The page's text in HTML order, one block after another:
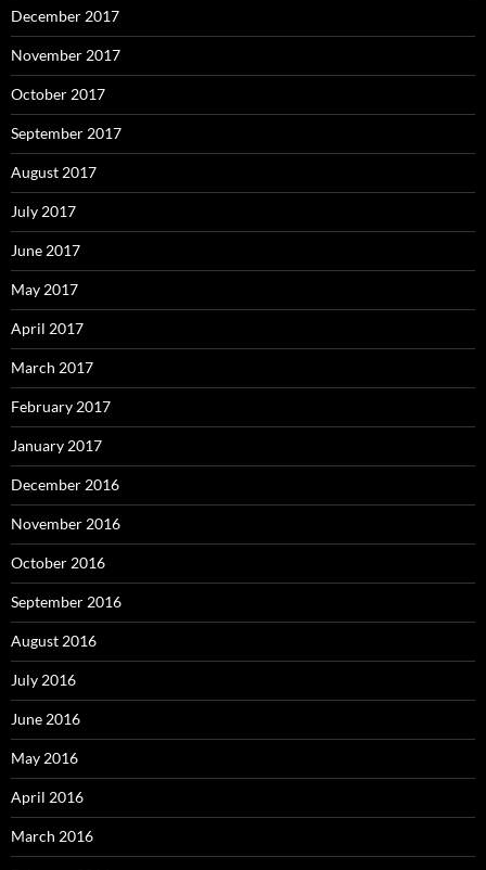
December 2017
November 2017
October 2017
September 2017
August 2017
July 2017
June 2017
May 2017
April 2017
March 2017
February 2017
January 2017
December 2016
November 2016
October 2016
September 2016
August 2016
July 2016
June 2016
May 2016
April 2016
March 2016